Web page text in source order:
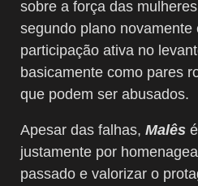
sobre a força das
segundo plano novamente
participação ativa no
basicamente como pares
que podem ser abusados.
Apesar das falhas, Malês
justamente por
passado e valorizar o